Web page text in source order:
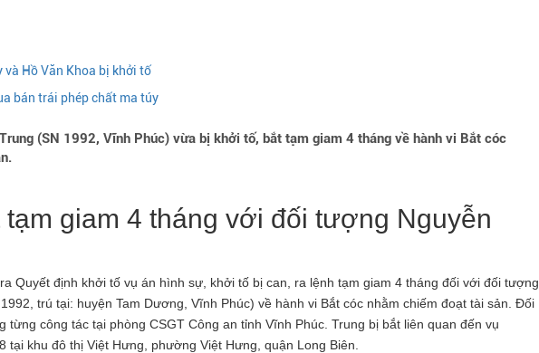
và Hồ Văn Khoa bị khởi tố
bán trái phép chất ma túy
(SN 1992, Vĩnh Phúc) vừa bị khởi tố, bắt tạm giam 4 tháng về hành vi Bắt cóc
tạm giam 4 tháng với đối tượng Nguyễn
Quyết định khởi tố vụ án hình sự, khởi tố bị can, ra lệnh tạm giam 4 tháng đối với đối tượng
trú tại: huyện Tam Dương, Vĩnh Phúc) về hành vi Bắt cóc nhằm chiếm đoạt tài sản. Đối
từng công tác tại phòng CSGT Công an tỉnh Vĩnh Phúc. Trung bị bắt liên quan đến vụ
tại khu đô thị Việt Hưng, phường Việt Hưng, quận Long Biên.